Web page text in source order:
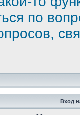
по
Вход